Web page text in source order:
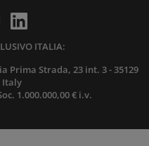
ITALIA:
Prima Strada, 23 int. 3 - 35129
Italy
1.000.000,00 € i.v.